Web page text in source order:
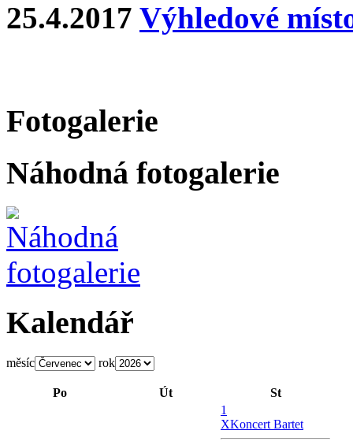
25.4.2017 Výhledové
Fotogalerie
Náhodná fotogalerie
Kalendář
měsíc rok
Po Út St
1
XKoncert Bartet